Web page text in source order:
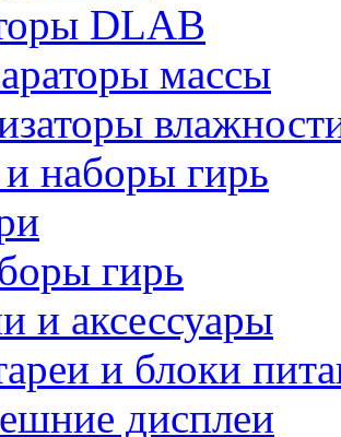
DLAB
массы
наборы гирь
гирь
и аксессуары
и блоки
дисплеи